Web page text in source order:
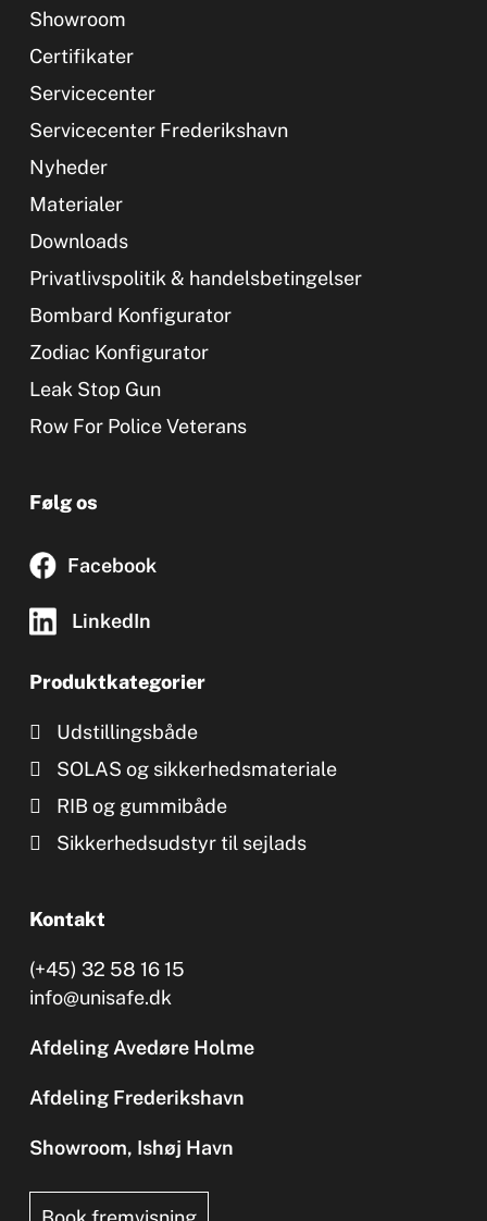
Showroom
Certifikater
Servicecenter
Servicecenter Frederikshavn
Nyheder
Materialer
Downloads
Privatlivspolitik & handelsbetingelser
Bombard Konfigurator
Zodiac Konfigurator
Leak Stop Gun
Row For Police Veterans
Følg os
Facebook
LinkedIn
Produktkategorier
Udstillingsbåde
SOLAS og sikkerhedsmateriale
RIB og gummibåde
Sikkerhedsudstyr til sejlads
Kontakt
(+45) 32 58 16 15
info@unisafe.dk
Afdeling Avedøre Holme
Afdeling Frederikshavn
Showroom, Ishøj Havn